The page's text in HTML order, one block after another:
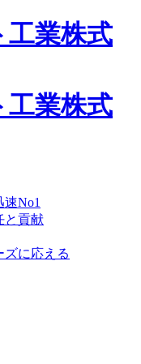
No1
と貢献
ズに応える